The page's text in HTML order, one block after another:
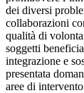
dei diversi
collaborazioni
qualità di
soggetti
integrazione e
presentata
aree di